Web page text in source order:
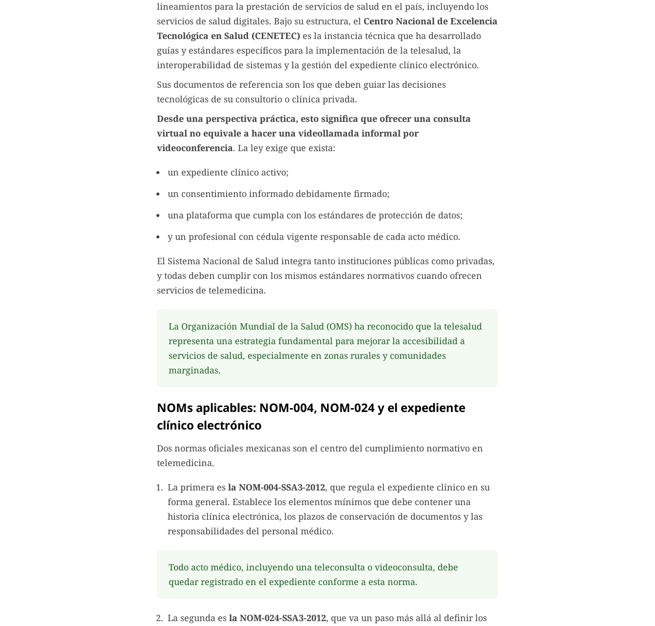
lineamientos para la prestación de servicios de salud en el país, incluyendo los
servicios de salud digitales. Bajo su estructura, el Centro Nacional de Excelencia
Tecnológica en Salud (CENETEC) es la instancia técnica que ha desarrollado
guías y estándares específicos para la implementación de la telesalud, la
interoperabilidad de sistemas y la gestión del expediente clínico electrónico.
Sus documentos de referencia son los que deben guiar las decisiones
tecnológicas de su consultorio o clínica privada.
Desde una perspectiva práctica, esto significa que ofrecer una consulta
virtual no equivale a hacer una videollamada informal por
videoconferencia. La ley exige que exista:
un expediente clínico activo;
un consentimiento informado debidamente firmado;
una plataforma que cumpla con los estándares de protección de datos;
y un profesional con cédula vigente responsable de cada acto médico.
El Sistema Nacional de Salud integra tanto instituciones públicas como privadas,
y todas deben cumplir con los mismos estándares normativos cuando ofrecen
servicios de telemedicina.
La Organización Mundial de la Salud (OMS) ha reconocido que la telesalud
representa una estrategia fundamental para mejorar la accesibilidad a
servicios de salud, especialmente en zonas rurales y comunidades
marginadas.
NOMs aplicables: NOM-004, NOM-024 y el expediente
clínico electrónico
Dos normas oficiales mexicanas son el centro del cumplimiento normativo en
telemedicina.
La primera es la NOM-004-SSA3-2012, que regula el expediente clínico en su
forma general. Establece los elementos mínimos que debe contener una
historia clínica electrónica, los plazos de conservación de documentos y las
responsabilidades del personal médico.
Todo acto médico, incluyendo una teleconsulta o videoconsulta, debe
quedar registrado en el expediente conforme a esta norma.
La segunda es la NOM-024-SSA3-2012, que va un paso más allá al definir los